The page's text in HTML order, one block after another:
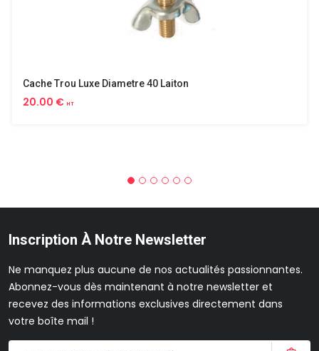
Cache Trou Luxe Diametre 40 Laiton
20.00 € HT
Inscription À Notre Newsletter
Ne manquez plus aucune de nos actualités passionnantes.
Abonnez-vous dès maintenant à notre newsletter et
recevez des informations exclusives directement dans
votre boîte mail !